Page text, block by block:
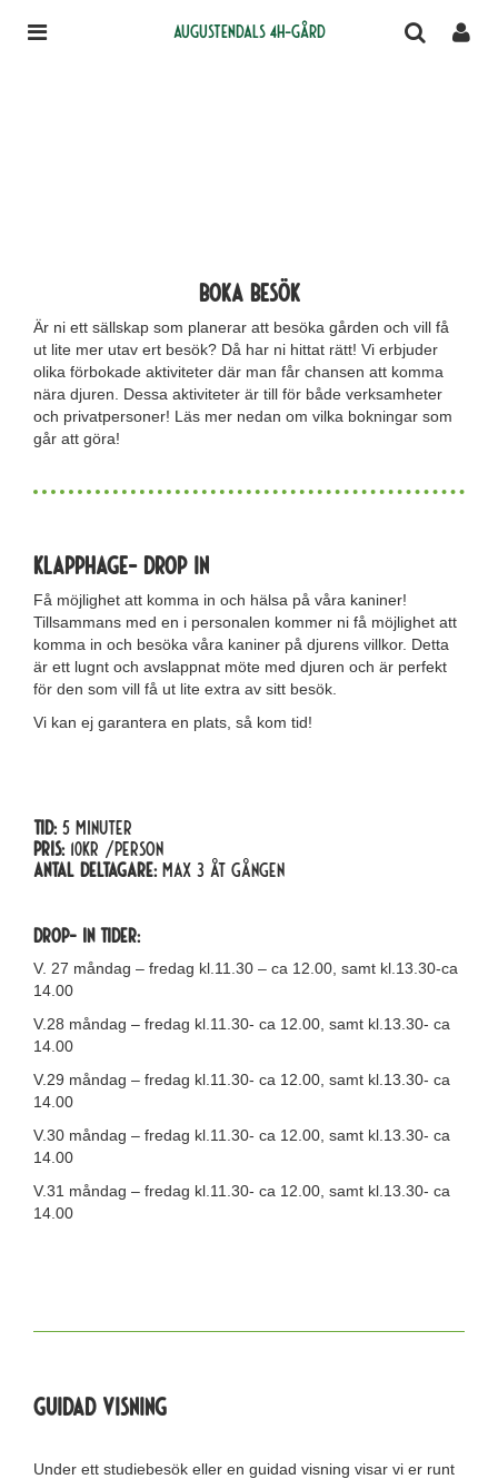
Augustendals 4H-gård
Boka besök
Är ni ett sällskap som planerar att besöka gården och vill få
ut lite mer utav ert besök? Då har ni hittat rätt! Vi erbjuder
olika förbokade aktiviteter där man får chansen att komma
nära djuren. Dessa aktiviteter är till för både verksamheter
och privatpersoner! Läs mer nedan om vilka bokningar som
går att göra!
Klapphage- Drop in
Få möjlighet att komma in och hälsa på våra kaniner!
Tillsammans med en i personalen kommer ni få möjlighet att
komma in och besöka våra kaniner på djurens villkor. Detta
är ett lugnt och avslappnat möte med djuren och är perfekt
för den som vill få ut lite extra av sitt besök.
Vi kan ej garantera en plats, så kom tid!
Tid:5 minuter
Pris:10kr /person
Antal deltagare:max 3 åt gången
Drop- in tider:
V. 27 måndag – fredag kl.11.30 – ca 12.00, samt kl.13.30-ca
14.00
V.28 måndag – fredag kl.11.30- ca 12.00, samt kl.13.30- ca
14.00
V.29 måndag – fredag kl.11.30- ca 12.00, samt kl.13.30- ca
14.00
V.30 måndag – fredag kl.11.30- ca 12.00, samt kl.13.30- ca
14.00
V.31 måndag – fredag kl.11.30- ca 12.00, samt kl.13.30- ca
14.00
Guidad visning
Under ett studiebesök eller en guidad visning visar vi er runt